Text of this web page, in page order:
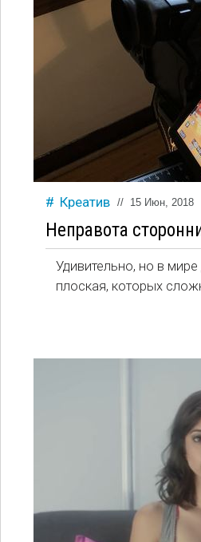
Креатив // 15 Июн, 2018
Неправота
Удивительно, но в
плоская, которых